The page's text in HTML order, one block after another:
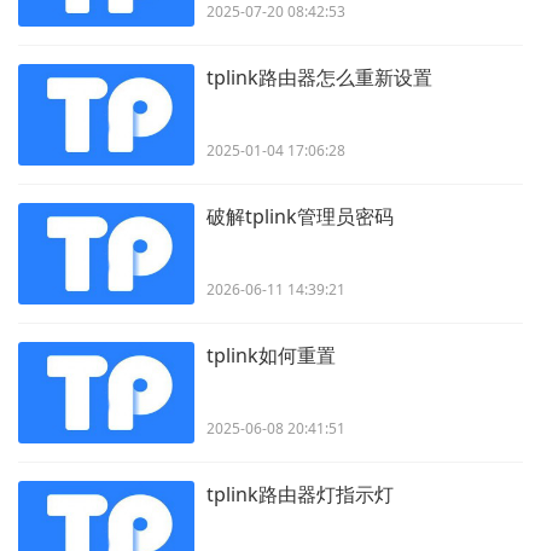
2025-07-20 08:42:53
tplink路由器怎么重新设置
2025-01-04 17:06:28
破解tplink管理员密码
2026-06-11 14:39:21
tplink如何重置
2025-06-08 20:41:51
tplink路由器灯指示灯